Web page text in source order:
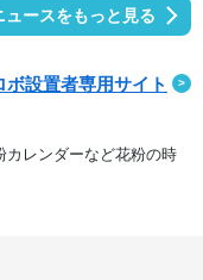
ュースをもっと見る
ボ設置者専用サイト
カレンダーなど花粉の時